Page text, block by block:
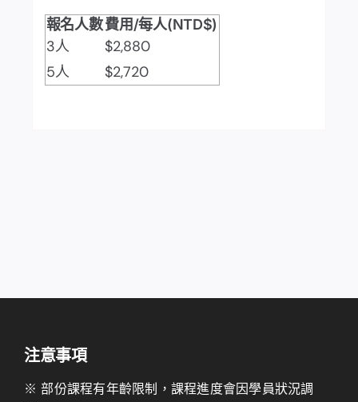
報名人數費用/每人(NTD$)
3人
$2,880
5人
$2,720
注意事項
※ 部份課程有年齡限制，課程進度會因學員狀況調